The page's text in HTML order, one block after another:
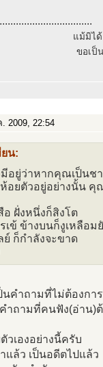
แม้มิได้
ขอเป็
2009, 22:54
น:
มีอยู่ว่าหากคุณเป็น
อยตัวอยู่อย่างนั้น คุ
อ ฝั่งหนึ่งก็สิงโต
เข้ ข้างบนก็งูเหลือม
ย์ ก็กำลังจะขาด
นคำถามที่ไม่ต้องกา
ำถามที่คนฟัง(อ่าน)ต้
วเองอย่างนี้ครับ
แล้ว เป็นอดีตไปแล้ว